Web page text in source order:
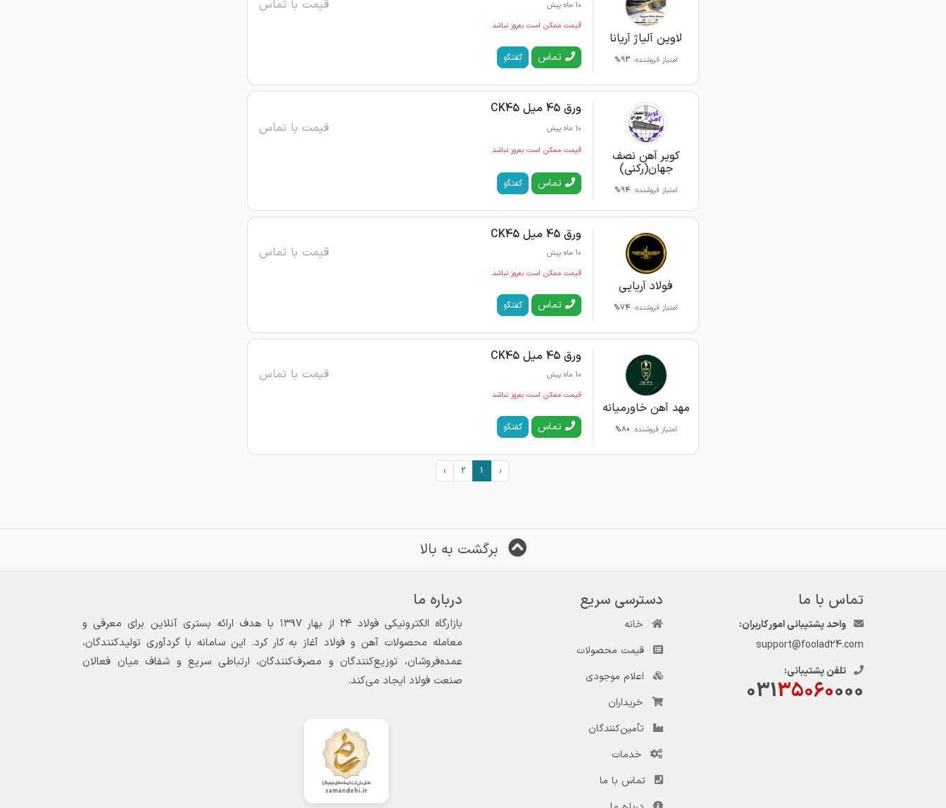
لاوین آلیاژ آریانا
امتیاز فروشنده: 93%
10 ماه پیش قیمت با تماس
قیمت ممکن است به‌روز نباشد
تماس گفتگو
کویر آهن نصف
جهان(رکنی)
امتیاز فروشنده:94%
ورق 45 میل CK45
10 ماه پیش قیمت با تماس
قیمت ممکن است به‌روز نباشد
تماس گفتگو
فولاد آریایی
امتیاز فروشنده: 74%
ورق 45 میل CK45
10 ماه پیش قیمت با تماس
قیمت ممکن است به‌روز نباشد
تماس گفتگو
مهد آهن خاورمیانه
امتیاز فروشنده: 80%
ورق 45 میل CK45
10 ماه پیش قیمت با تماس
قیمت ممکن است به‌روز نباشد
تماس گفتگو
‹
1
2
›
برگشت به بالا
تماس با ما
واحد پشتیبانی امور کاربران:
support@foolad24.com
تلفن پشتیبانی:
03135060000
دسترسی سریع
خانه
قیمت محصولات
اعلام موجودی
خریداران
تأمین‌کنندگان
خدمات
تماس با ما
درباره ما
بازارگاه الکترونیکی فولاد ۲۴ از بهار ۱۳۹۷ با هدف ارائه بستری آنلاین برای معرفی و
معامله محصولات آهن و فولاد آغاز به کار کرد. این سامانه با گردآوری تولیدکنندگان،
عمده‌فروشان، توزیع‌کنندگان و مصرف‌کنندگان، ارتباطی سریع و شفاف میان فعالان
صنعت فولاد ایجاد می‌کند.